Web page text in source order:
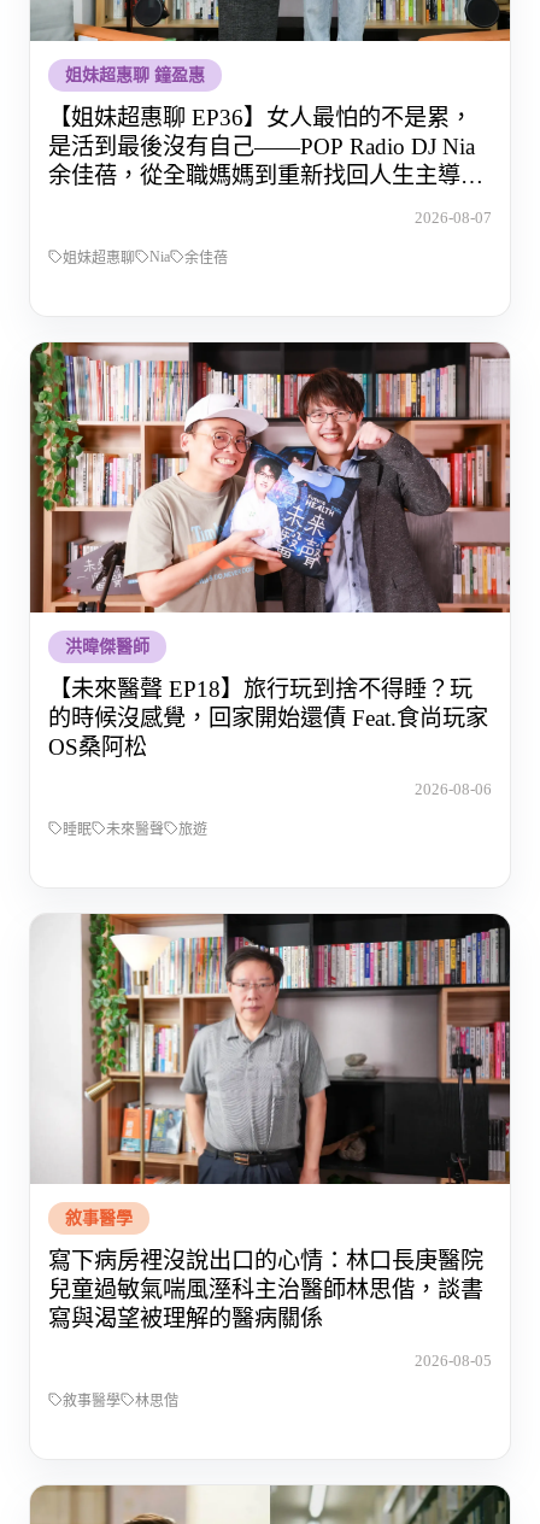
姐妹超惠聊 鐘盈惠
【姐妹超惠聊 EP36】女人最怕的不是累，
是活到最後沒有自己——POP Radio DJ Nia
余佳蓓，從全職媽媽到重新找回人生主導權
2026-08-07
姐妹超惠聊 Nia 余佳蓓
洪暐傑醫師
【未來醫聲 EP18】旅行玩到捨不得睡？玩
的時候沒感覺，回家開始還債 Feat.食尚玩家
OS桑阿松
2026-08-06
睡眠 未來醫聲 旅遊
敘事醫學
寫下病房裡沒說出口的心情：林口長庚醫院
兒童過敏氣喘風溼科主治醫師林思偕，談書
寫與渴望被理解的醫病關係
2026-08-05
敘事醫學 林思偕